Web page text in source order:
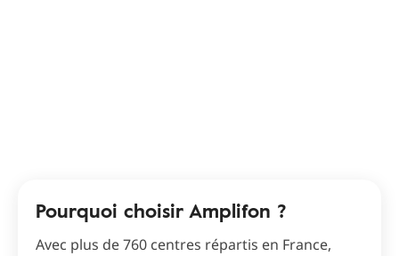
Pourquoi choisir Amplifon ?
Avec plus de 760 centres répartis en France,